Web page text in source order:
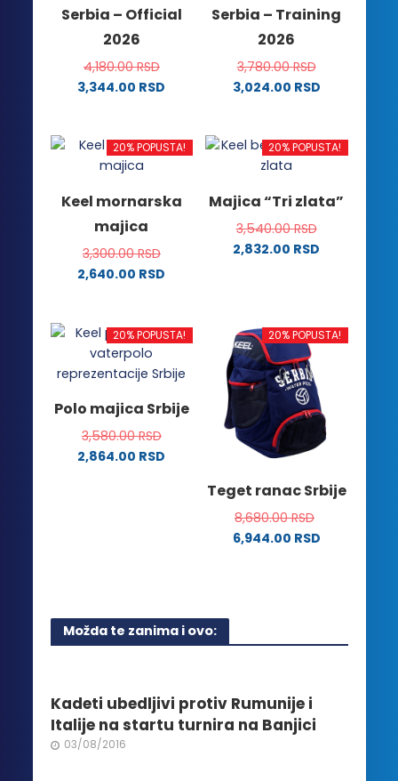
biti
izabrane
na
stranici
izabrane
na
stranici
proizvoda.
Serbia – Official
2026
4,180.00RSD
3,344.00 RSD
ima
više
Opcije
mogu
biti
izabrane
proizvoda.
Serbia – Training
2026
3,780.00RSD
3,024.00 RSD
ima
više
Opcije
mogu
biti
proizvoda.
20% POPUSTA!
Keel mornarska
majica
3,300.00RSD
2,640.00 RSD
ima
više
varijanti.
mogu
biti
izabrane
20% POPUSTA!
Majica “Tri zlata”
3,540.00RSD
2,832.00 RSD
više
varijanti.
Opcije
mogu
biti
izabrane
na
proizvoda.
20% POPUSTA!
Polo majica Srbije
3,580.00RSD
2,864.00 RSD
biti
izabrane
proizvoda.
20% POPUSTA!
Teget ranac Srbije
8,680.00RSD
6,944.00 RSD
Možda te zanima i ovo:
Kadeti ubedljivi protiv Rumunije i
Italije na startu turnira na Banjici
03/08/2016